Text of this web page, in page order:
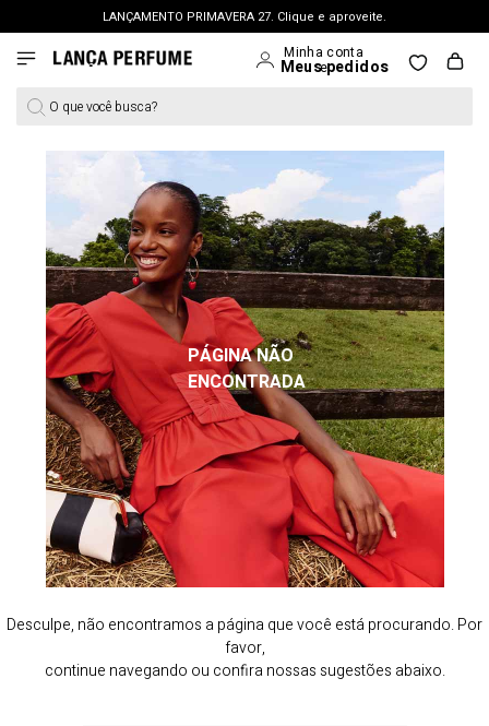
LANÇAMENTO PRIMAVERA 27. Clique e aproveite.
FRETE GRÁTIS | a partir de R$ 699. APROVEITAR >
PERSONAL SHOPPER | garanta benefícios exclusivos. CONSULTAR >
OUTLET: Até 65% OFF + 15% na 2ª peça. Confira >
LANÇAMENTO PRIMAVERA 27. Clique e aproveite.
O que você busca?
PÁGINA NÃO
ENCONTRADA
Desculpe, não encontramos a página que você está procurando. Por
favor,
continue navegando ou confira nossas sugestões abaixo.